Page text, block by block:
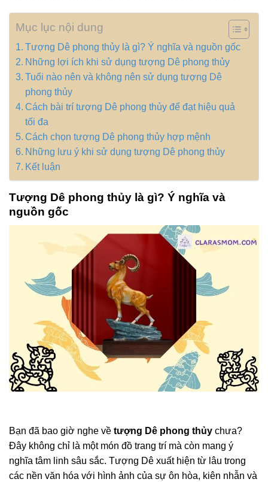
Mục lục nội dung
Tượng Dê phong thủy là gì? Ý nghĩa và nguồn gốc
Những lợi ích khi sử dụng tượng Dê phong thủy
Tuổi nào nên và không nên sử dụng tượng Dê
phong thủy
Cách bài trí tượng Dê phong thủy để đạt hiệu quả
tối đa
Cách chọn tượng Dê phong thủy hợp mệnh
Những lưu ý khi sử dụng tượng Dê phong thủy
Kết luận
Tượng Dê phong thủy là gì? Ý nghĩa và
nguồn gốc
Bạn đã bao giờ nghe về tượng Dê phong thủy chưa?
Đây không chỉ là một món đồ trang trí mà còn mang ý
nghĩa tâm linh sâu sắc. Tượng Dê xuất hiện từ lâu trong
các nền văn hóa với hình ảnh của sự ôn hòa, kiên nhẫn và